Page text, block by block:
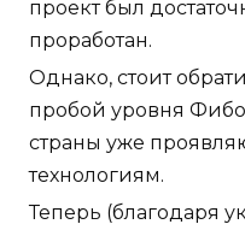
проект был
проработан.
Однако, стоит
пробой уровня
страны уже
технологиям.
Теперь (благодаря